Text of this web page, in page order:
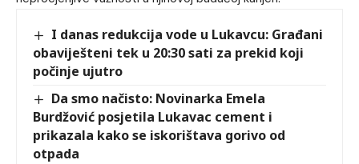
I danas redukcija vode u Lukavcu: Građani
obaviješteni tek u 20:30 sati za prekid koji
počinje ujutro
Da smo načisto: Novinarka Emela
Burdžović posjetila Lukavac cement i
prikazala kako se iskorištava gorivo od
otpada